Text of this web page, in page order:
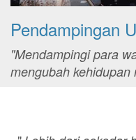
Pendampingan
"Mendampingi para
mengubah